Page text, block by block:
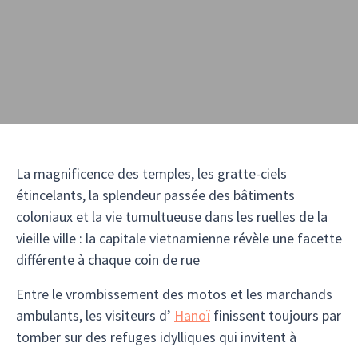
La magnificence des temples, les gratte-ciels
étincelants, la splendeur passée des bâtiments
coloniaux et la vie tumultueuse dans les ruelles de la
vieille ville : la capitale vietnamienne révèle une facette
différente à chaque coin de rue
Entre le vrombissement des motos et les marchands
ambulants, les visiteurs d’ Hanoï finissent toujours par
tomber sur des refuges idylliques qui invitent à